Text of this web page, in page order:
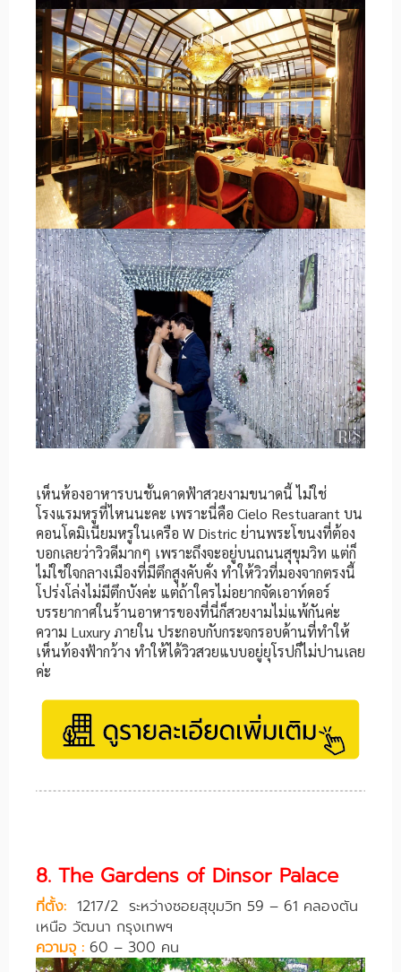
เห็นห้องอาหารบนชั้นดาดฟ้าสวยงามขนาดนี้ ไม่ใช่
โรงแรมหรูที่ไหนนะคะ เพราะนี่คือ Cielo Restuarant บน
คอนโดมิเนียมหรูในเครือ W Distric ย่านพระโขนงที่ต้อง
บอกเลยว่าวิวดีมากๆ เพราะถึงจะอยู่บนถนนสุขุมวิท แต่ก็
ไม่ใช่ใจกลางเมืองที่มีตึกสูงคับคั่ง ทำให้วิวที่มองจากตรงนี้
โปร่งโล่งไม่มีตึกบังค่ะ แต่ถ้าใครไม่อยากจัดเอาท์ดอร์
บรรยากาศในร้านอาหารของที่นี่ก็สวยงามไม่แพ้กันค่ะ
ความ Luxury ภายใน ประกอบกับกระจกรอบด้านที่ทำให้
เห็นท้องฟ้ากว้าง ทำให้ได้วิวสวยแบบอยู่ยุโรปก็ไม่ปานเลย
ค่ะ
8. The Gardens of Dinsor Palace
ที่ตั้ง: 1217/2 ระหว่างซอยสุขุมวิท 59 – 61 คลองตัน
เหนือ วัฒนา กรุงเทพฯ
ความจุ : 60 – 300 คน